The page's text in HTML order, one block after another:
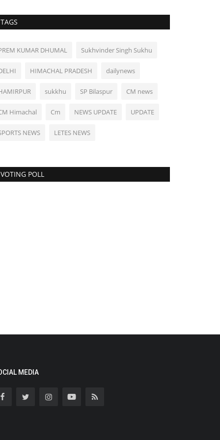
TAGS
KUMAR DHUMAL Sukhvinder Singh Sukhu
HIMACHAL PRADESH dailynews
sukkhu SP Bilaspur CM news
Himachal Cm NEWS UPDATE UPDATE
NEWS LETES NEWS
VOTING POLL
MEDIA